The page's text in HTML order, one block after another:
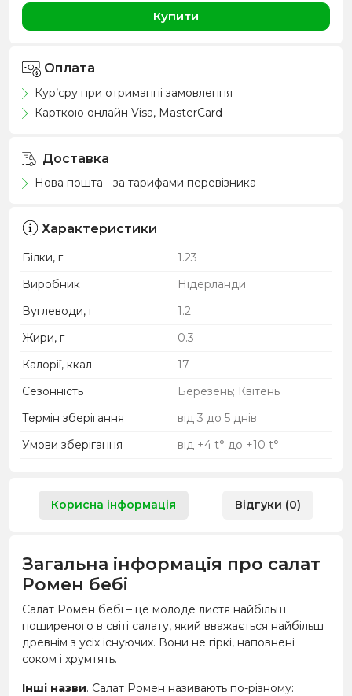
Купити
Оплата
Кур’єру при отриманні замовлення
Карткою онлайн Visa, MasterCard
Доставка
Нова пошта - за тарифами перевізника
Характеристики
Білки, г
1.23
Виробник
Нідерланди
Вуглеводи, г
1.2
Жири, г
0.3
Калорії, ккал
17
Сезонність
Березень; Квітень
Термін зберігання
від 3 до 5 днів
Умови зберігання
від +4 t° до +10 t°
Корисна інформація Відгуки (0)
Загальна інформація про салат
Ромен бебі
Салат Ромен бебі – це молоде листя найбільш
поширеного в світі салату, який вважається найбільш
древнім з усіх існуючих. Вони не гіркі, наповнені
соком і хрумтять.
Інші назви. Салат Ромен називають по-різному: